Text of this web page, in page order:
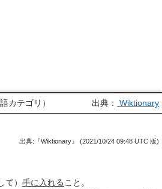
カテゴリ） 出典： Wiktionary
出典:『Wiktionary』 (2021/10/24 09:48 UTC 版)
て） 手に入れる こと。